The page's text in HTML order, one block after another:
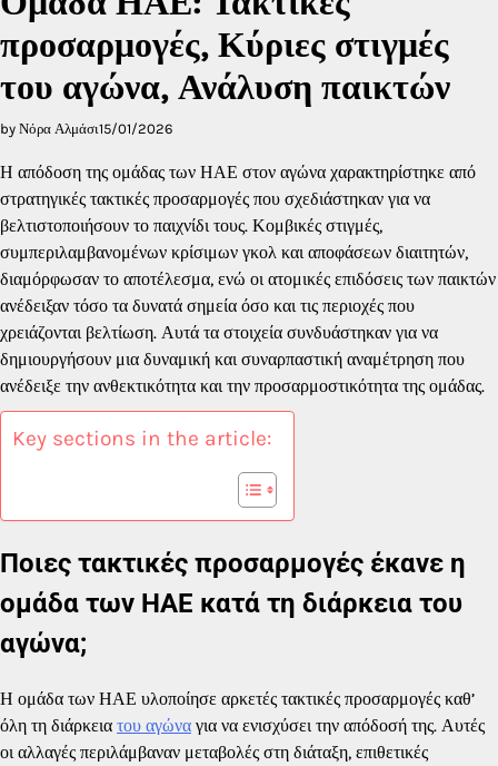
προσαρμογές, Κύριες στιγμές
του αγώνα, Ανάλυση παικτών
by Νόρα Αλμάσι15/01/2026
Η απόδοση της ομάδας των ΗΑΕ στον αγώνα χαρακτηρίστηκε από
στρατηγικές τακτικές προσαρμογές που σχεδιάστηκαν για να
βελτιστοποιήσουν το παιχνίδι τους. Κομβικές στιγμές,
συμπεριλαμβανομένων κρίσιμων γκολ και αποφάσεων διαιτητών,
διαμόρφωσαν το αποτέλεσμα, ενώ οι ατομικές επιδόσεις των παικτών
ανέδειξαν τόσο τα δυνατά σημεία όσο και τις περιοχές που
χρειάζονται βελτίωση. Αυτά τα στοιχεία συνδυάστηκαν για να
δημιουργήσουν μια δυναμική και συναρπαστική αναμέτρηση που
ανέδειξε την ανθεκτικότητα και την προσαρμοστικότητα της ομάδας.
Key sections in the article:
Ποιες τακτικές προσαρμογές έκανε η
ομάδα των ΗΑΕ κατά τη διάρκεια του
αγώνα;
Η ομάδα των ΗΑΕ υλοποίησε αρκετές τακτικές προσαρμογές καθ’
όλη τη διάρκεια του αγώνα για να ενισχύσει την απόδοσή της. Αυτές
οι αλλαγές περιλάμβαναν μεταβολές στη διάταξη, επιθετικές